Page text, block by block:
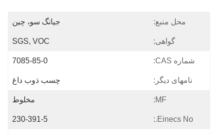
محل منبع: جیانگ سو، چین
گواهی: SGS, VOC
شماره CAS: 7085-85-0
نامهای دیگر: چسب ذوب داغ
MF: مخلوط
Einecs No.:
230-391-5